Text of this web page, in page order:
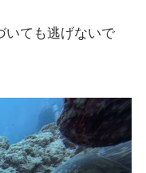
いても逃げないで